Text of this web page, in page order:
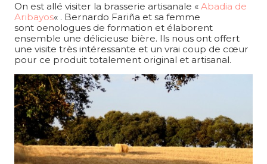
On est allé visiter la brasserie artisanale « Abadia de
Aribayos« . Bernardo Fariña et sa femme
sont oenologues de formation et élaborent
ensemble une délicieuse bière. Ils nous ont offert
une visite très intéressante et un vrai coup de cœur
pour ce produit totalement original et artisanal.